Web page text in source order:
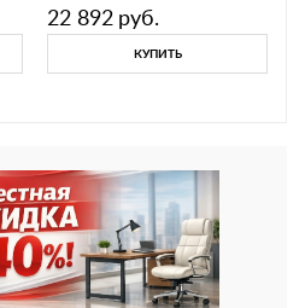
22 892 руб.
КУПИТЬ